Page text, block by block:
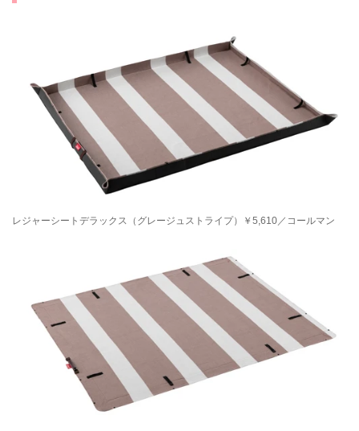
レジャーシートデラックス（グレージュストライプ）￥5,610／コールマン